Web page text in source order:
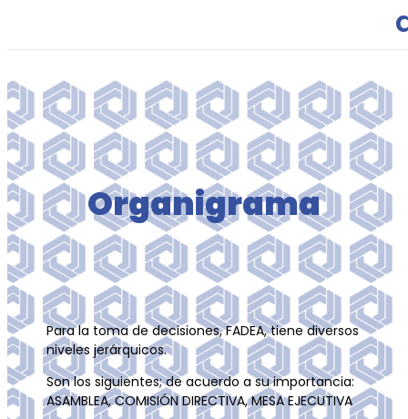
Organigrama
Para la toma de decisiones, FADEA, tiene diversos
niveles jerárquicos.
Son los siguientes; de acuerdo a su importancia:
ASAMBLEA, COMISIÓN DIRECTIVA, MESA EJECUTIVA